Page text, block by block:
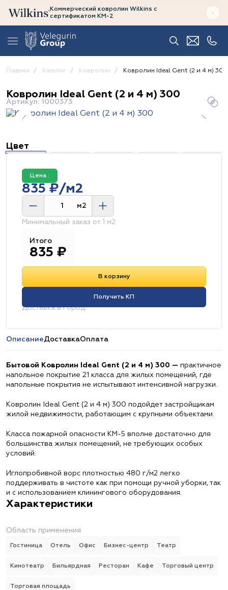
Коммерческий ковролин Wilkins с
сертификатом КМ-2
Главная Каталог Ковролин Ковролин Ideal Gent (2 и 4 м) 300
Ковролин Ideal Gent (2 и 4 м) 300
Артикул: 1000373
Цвет
Цена :
835 ₽/м2
м2
Минимальный заказ от 1 м2
Итого
835 ₽
В корзину
Получить КП
Доставка в город:
ОписаниеДоставкаОплата
Бытовой Ковролин Ideal Gent (2 и 4 м) 300 — практичное
напольное покрытие 21 класса для жилых помещений, где
напольные покрытия не испытывают интенсивной нагрузки.
Ковролин Ideal Gent (2 и 4 м) 300 подойдет застройщикам
жилой недвижимости, работающим с крупными объектами.
Класса пожарной опасности КМ-5 вполне достаточно для
большинства жилых помещений, не требующих особых
условий.
Иглопробивной ворс плотностью 480 г/м2 легко
поддерживать в чистоте как при помощи ручной уборки, так
и с использованием клинингового оборудования.
Характеристики
Область применения
Гостиница Отель Офис Бизнес-центр Театр
Кинотеатр Бильярдная Ресторан Кафе Торговый центр
Торговая площадь